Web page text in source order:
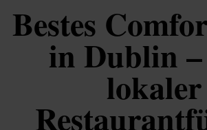
Bestes
in Dublin
lokaler